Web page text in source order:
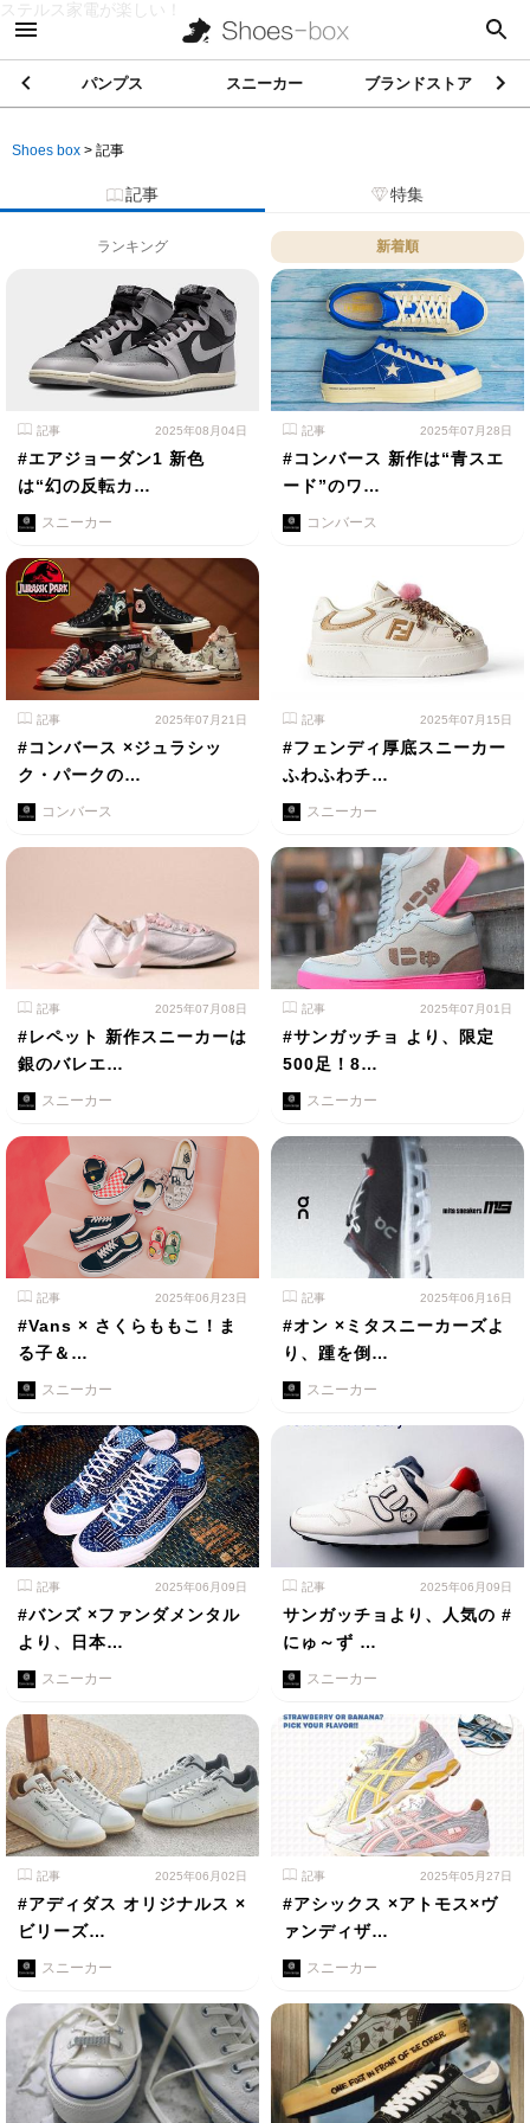
ステルス家電が楽しい！
パンプス スニーカー ブランドストア
Shoes box > 記事
記事 特集
ランキング 新着順
記事 2025年08月04日
#エアジョーダン1 新色
は“幻の反転カ…
スニーカー
記事 2025年07月28日
#コンバース 新作は“青スエ
ード”のワ…
コンバース
記事 2025年07月21日
#コンバース ×ジュラシッ
ク・パークの…
コンバース
記事 2025年07月15日
#フェンディ厚底スニーカー
ふわふわチ…
スニーカー
記事 2025年07月08日
#レペット 新作スニーカーは
銀のバレエ…
スニーカー
記事 2025年07月01日
#サンガッチョ より、限定
500足！8…
スニーカー
記事 2025年06月23日
#Vans × さくらももこ！ま
る子＆…
スニーカー
記事 2025年06月16日
#オン ×ミタスニーカーズよ
り、踵を倒…
スニーカー
記事 2025年06月09日
#バンズ ×ファンダメンタル
より、日本…
スニーカー
記事 2025年06月09日
サンガッチョより、人気の #
にゅ～ず …
スニーカー
記事 2025年06月02日
#アディダス オリジナルス ×
ビリーズ…
スニーカー
記事 2025年05月27日
#アシックス ×アトモス×ヴ
ァンディザ…
スニーカー